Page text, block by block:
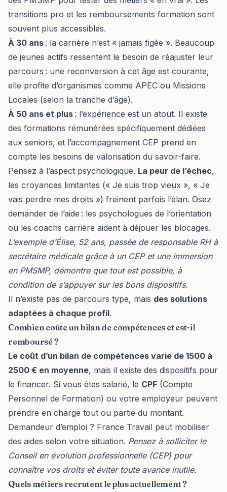
transitions pro et les remboursements formation sont
souvent plus accessibles.
À 30 ans : la carrière n’est « jamais figée ». Beaucoup
de jeunes actifs ressentent le besoin de réajuster leur
parcours : une reconversion à cet âge est courante,
elle profite d’organismes comme APEC ou Missions
Locales (selon la tranche d’âge).
À 50 ans et plus : l’expérience est un atout. Il existe
des formations rémunérées spécifiquement dédiées
aux seniors, et l’accompagnement CEP prend en
compte les besoins de valorisation du savoir-faire.
Pensez à l’aspect psychologique. La peur de l’échec,
les croyances limitantes (« Je suis trop vieux », « Je
vais perdre mes droits ») freinent parfois l’élan. Osez
demander de l’aide : les psychologues de l’orientation
ou les coachs carrière aident à déjouer les blocages.
L’exemple d’Élise, 52 ans, passée de responsable RH à
secrétaire médicale grâce à un CEP et une immersion
en PMSMP, démontre que tout est possible, à
condition de s’appuyer sur les bons dispositifs.
Il n’existe pas de parcours type, mais des solutions
adaptées à chaque profil.
Combien coûte un bilan de compétences et est-il
remboursé ?
Le coût d’un bilan de compétences varie de 1500 à
2500 € en moyenne, mais il existe des dispositifs pour
le financer. Si vous êtes salarié, le CPF (Compte
Personnel de Formation) ou votre employeur peuvent
prendre en charge tout ou partie du montant.
Demandeur d’emploi ? France Travail peut mobiliser
des aides selon votre situation. Pensez à solliciter le
Conseil en évolution professionnelle (CEP) pour
connaître vos droits et éviter toute avance inutile.
Quels métiers recrutent le plus actuellement ?